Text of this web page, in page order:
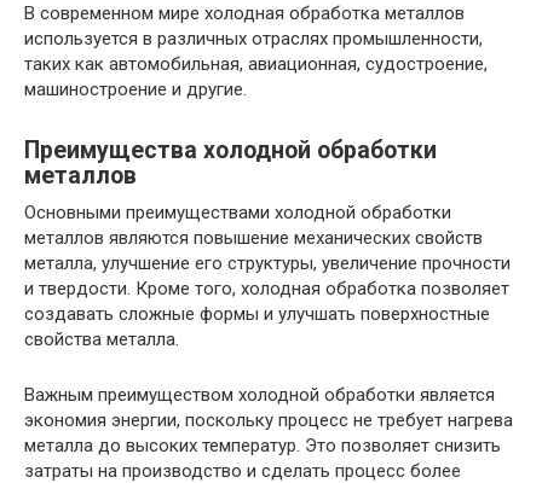
В современном мире холодная обработка металлов
используется в различных отраслях промышленности,
таких как автомобильная, авиационная, судостроение,
машиностроение и другие.
Преимущества холодной обработки
металлов
Основными преимуществами холодной обработки
металлов являются повышение механических свойств
металла, улучшение его структуры, увеличение прочности
и твердости. Кроме того, холодная обработка позволяет
создавать сложные формы и улучшать поверхностные
свойства металла.
Важным преимуществом холодной обработки является
экономия энергии, поскольку процесс не требует нагрева
металла до высоких температур. Это позволяет снизить
затраты на производство и сделать процесс более